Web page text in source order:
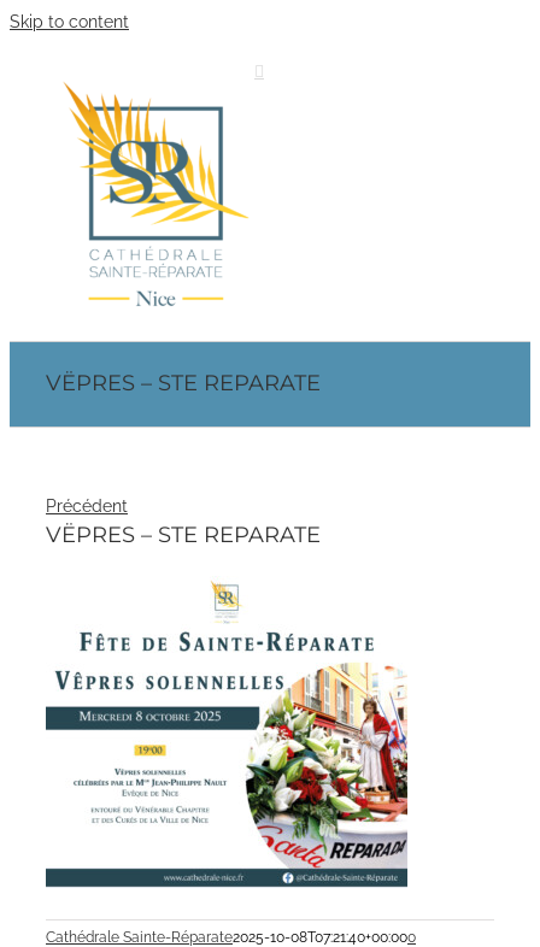
Skip to content
VËPRES – STE REPARATE
Précédent
VËPRES – STE REPARATE
Cathédrale Sainte-Réparate2025-10-08T07:21:40+00:000